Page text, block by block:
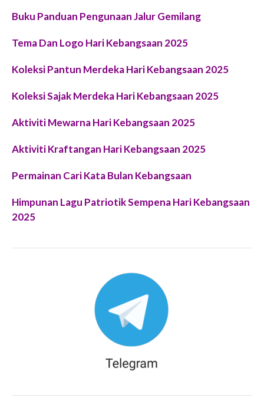
Buku Panduan Pengunaan Jalur Gemilang
Tema Dan Logo Hari Kebangsaan 2025
Koleksi Pantun Merdeka Hari Kebangsaan 2025
Koleksi Sajak Merdeka Hari Kebangsaan 2025
Aktiviti Mewarna Hari Kebangsaan 2025
Aktiviti Kraftangan Hari Kebangsaan 2025
Permainan Cari Kata Bulan Kebangsaan
Himpunan Lagu Patriotik Sempena Hari Kebangsaan
2025